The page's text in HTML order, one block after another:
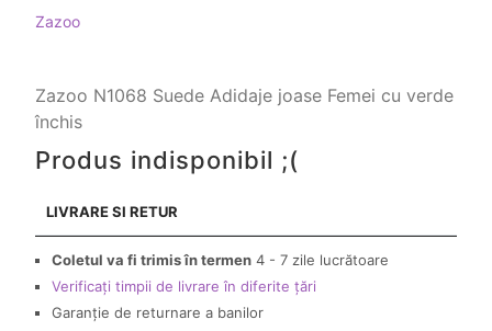
Zazoo
Zazoo N1068 Suede Adidaje joase Femei cu verde
închis
Produs indisponibil ;(
LIVRARE SI RETUR
Coletul va fi trimis în termen 4 - 7 zile lucrătoare
Verificați timpii de livrare în diferite țări
Garanție de returnare a banilor